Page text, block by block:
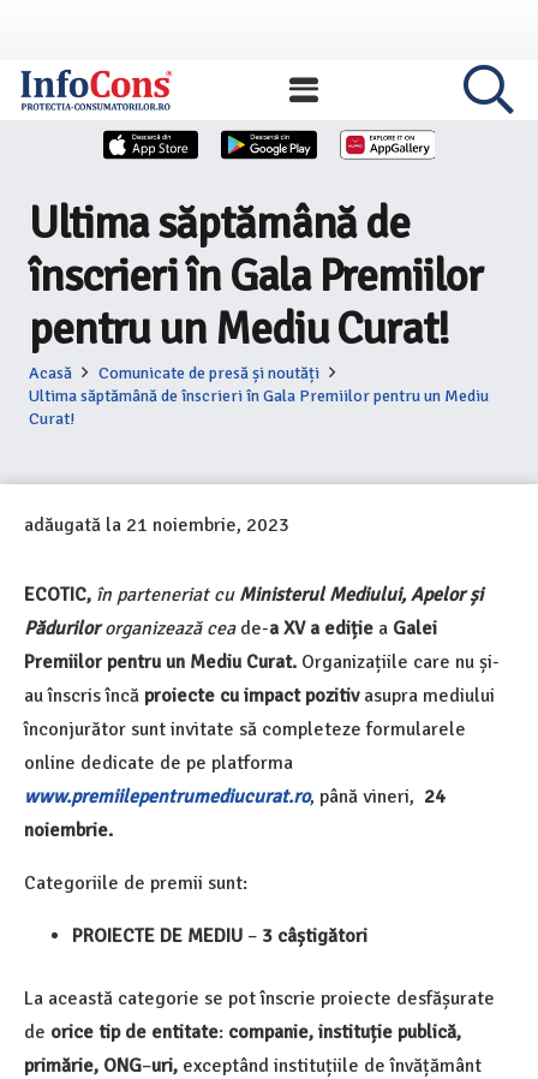
Ultima săptămână de
înscrieri în Gala Premiilor
pentru un Mediu Curat!
Acasă
Comunicate de presă și noutăți
Ultima săptămână de înscrieri în Gala Premiilor pentru un Mediu
Curat!
adăugată la 21 noiembrie, 2023
ECOTIC, în parteneriat cu Ministerul Mediului, Apelor și
Pădurilororganizează cea de-a XV a ediție a Galei
Premiilor pentru un Mediu Curat. Organizațiile care nu și-
au înscris încă proiecte cu impact pozitiv asupra mediului
înconjurător sunt invitate să completeze formularele
online dedicate de pe platforma
www.premiilepentrumediucurat.ro, până vineri, 24
noiembrie.
Categoriile de premii sunt:
PROIECTE DE MEDIU – 3 câștigători
La această categorie se pot înscrie proiecte desfășurate
de orice tip de entitate: companie, instituție publică,
primărie, ONG–uri, exceptând instituțiile de învățământ